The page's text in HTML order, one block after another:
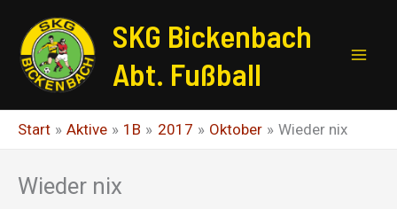
Inhalt
springen
SKG Bickenbach
Abt. Fußball
Start Aktive 1B 2017 Oktober Wieder nix
Wieder nix